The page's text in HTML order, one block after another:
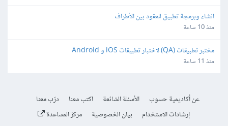
انشاء وبرمجة تطبيق للعقود بين الأطراف
منذ 10 ساعة
مختبر تطبيقات (QA) لاختبار تطبيقات iOS و Android
منذ 11 ساعة
عن أكاديمية حسوب الأسئلة الشائعة اكتب معنا
درّب معنا
إرشادات الاستخدام
بيان الخصوصية مركز المساعدة